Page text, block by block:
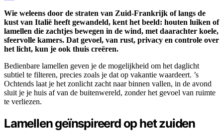
Wie weleens door de straten van Zuid-Frankrijk of langs de
kust van Italië heeft gewandeld, kent het beeld: houten luiken of
lamellen die zachtjes bewegen in de wind, met daarachter koele,
sfeervolle kamers. Dat gevoel, van rust, privacy en controle over
het licht, kun je ook thuis creëren.
Bedienbare lamellen geven je de mogelijkheid om het daglicht
subtiel te filteren, precies zoals je dat op vakantie waardeert. ’s
Ochtends laat je het zonlicht zacht naar binnen vallen, in de avond
sluit je je huis af van de buitenwereld, zonder het gevoel van ruimte
te verliezen.
Lamellen geïnspireerd op het zuiden